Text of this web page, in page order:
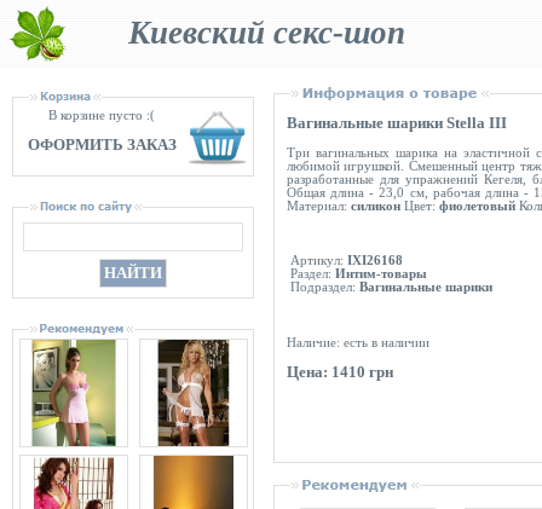
Киевский секс-шоп
В корзине пусто :(
ОФОРМИТЬ ЗАКАЗ
Вагинальные шарики Stella III
Три вагинальных шарика на эластичной
любимой игрушкой. Смешенный центр
разработанные для упражнений Кегеля,
Общая длина - 23,0 см, рабочая длина -
Материал: силикон Цвет: фиолетовый
Артикул: IXI26168
Раздел: Интим-товары
Подраздел: Вагинальные шарики
Наличие: есть в наличии
Цена: 1410 грн